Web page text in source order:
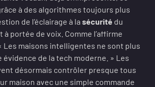
à des algorithmes toujours plus
de l’éclairage à la sécurité du
portée de voix. Comme l’affirme
Les maisons intelligentes ne sont plus
évidence de la tech moderne. » Les
désormais contrôler presque tous
maison avec une simple commande